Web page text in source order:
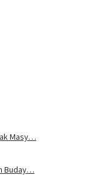
Masy…
Buday…